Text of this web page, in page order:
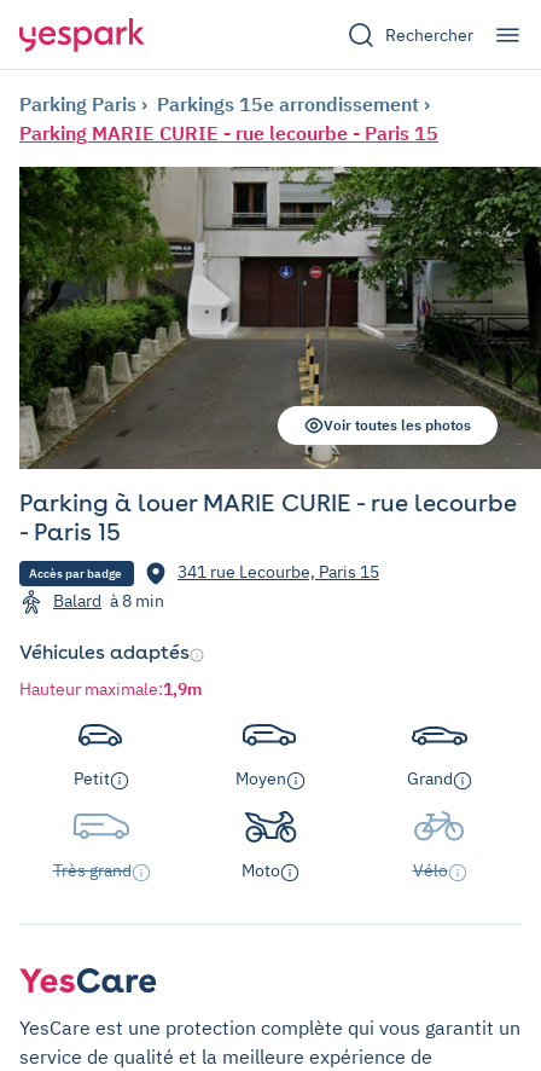
Rechercher
Parking Paris
Parkings 15e arrondissement
Parking MARIE CURIE - rue lecourbe - Paris 15
Parking à louer MARIE CURIE - rue lecourbe
- Paris 15
Accès par badge
341 rue Lecourbe, Paris 15
Balard à 8 min
Voir toutes les photos
Véhicules adaptés
Hauteur maximale:1,9m
Petit Moyen Grand
Très grand Moto Vélo
YesCare est une protection complète qui vous garantit un
service de qualité et la meilleure expérience de